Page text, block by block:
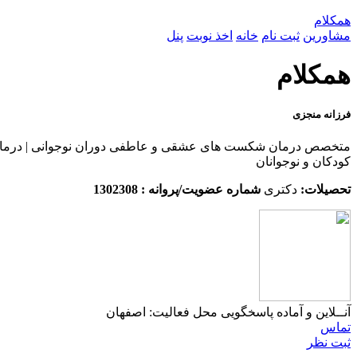
همکلام
مشاورین ثبت نام خانه اخذ نوبت پنل
همکلام
فرزانه منجزی
متخصص درمان شکست های عشقی و عاطفی دوران نوجوانی | درمان
کودکان و نوجوانان
تحصیلات: دکتری شماره عضویت/پروانه : 1302308
آنــلاین و آماده پاسخگویی محل فعالیت: اصفهان
تماس
ثبت نظر